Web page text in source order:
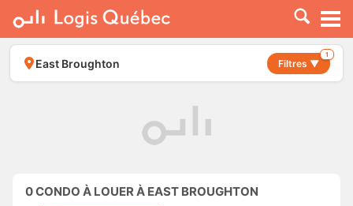
À LOUER
À VENDRE
PLACER UNE ANNONCE
East Broughton Filtres ▼
1
0CONDO À LOUER À EAST BROUGHTON